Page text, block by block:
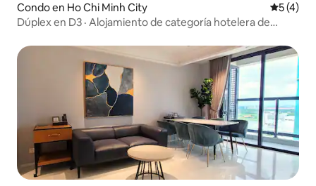
Condo en Ho Chi Minh City
5 (4)
Dúplex en D3 · Alojamiento de categoría hotelera de